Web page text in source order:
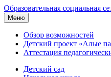
Образовательная социальная
Меню
Обзор возможностей
Детский проект «Алые
Аттестация
Детский сад